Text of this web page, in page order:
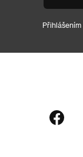
Přihlášením